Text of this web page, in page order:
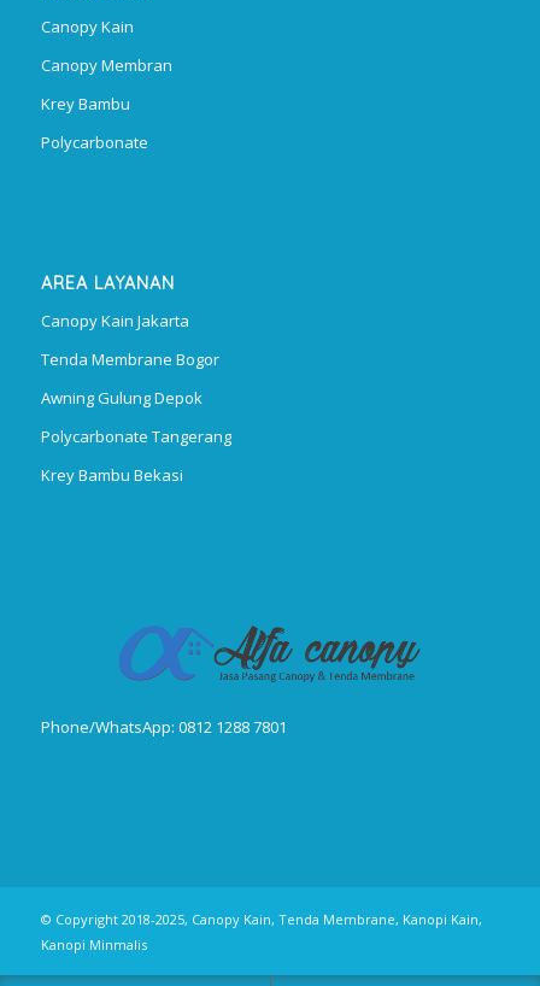
Canopy Kain
Canopy Membran
Krey Bambu
Polycarbonate
AREA LAYANAN
Canopy Kain Jakarta
Tenda Membrane Bogor
Awning Gulung Depok
Polycarbonate Tangerang
Krey Bambu Bekasi
Phone/WhatsApp: 0812 1288 7801
© Copyright 2018-2025, Canopy Kain, Tenda Membrane, Kanopi Kain,
Kanopi Minmalis